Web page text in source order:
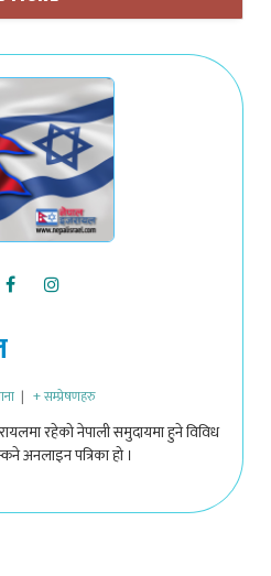
| + सम्प्रेषणहरु
रहेको नेपाली समुदायमा हुने विविध
अनलाइन पत्रिका हो ।